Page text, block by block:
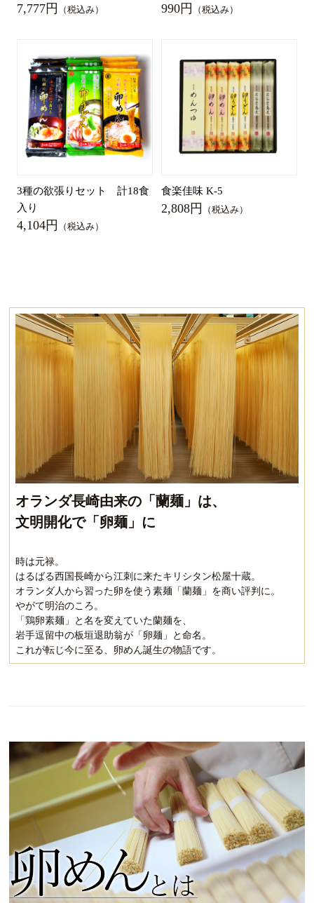
7,777円 （税込み） 990円 （税込み）
3種の欲張りセット 計18食
入り
4,104円 （税込み）
食楽佳味 K-5
2,808円 （税込み）
オランダ長崎由来の「蘭麺」は、
文明開化で「卵麺」に
時は元禄。
はるばる西国長崎から江刺に来たキリシタン松屋十蔵。
オランダ人から習った卵を使う素麺「蘭麺」を商い評判に。
やがて明治のころ。
「鶏卵素麺」と名を変えていた蘭麺を、
岩手逗留中の板垣退助翁が「卵麺」と命名。
これが転じ今に至る、卵めん誕生の物語です。